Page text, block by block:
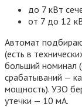
до 7 кВт
от 7 до 12
Автомат
(есть в
больший номинал
срабатываний —
мощность). УЗО
утечки — 10 мА.